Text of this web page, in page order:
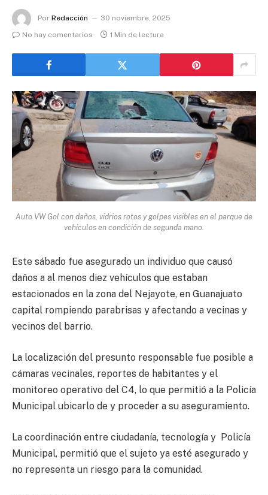
Por Redacción
30 noviembre, 2025
No hay comentarios
1 Min de lectura
Auto VW Gol con daños, vidrios rotos y golpes visibles en el parque de
vehículos en condición de segunda mano.
Este sábado fue asegurado un individuo que causó
daños a al menos diez vehículos que estaban
estacionados en la zona del Nejayote, en Guanajuato
capital rompiendo parabrisas y afectando a vecinas y
vecinos del barrio.
La localización del presunto responsable fue posible a
cámaras vecinales, reportes de habitantes y el
monitoreo operativo del C4, lo que permitió a la Policía
Municipal ubicarlo de y proceder a su aseguramiento.
La coordinación entre ciudadanía, tecnología y Policía
Municipal, permitió que el sujeto ya esté asegurado y
no representa un riesgo para la comunidad.